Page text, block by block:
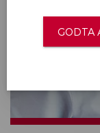
GODTA